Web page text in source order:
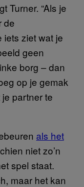
Turner. “Als je
de
ziet wat je
geen
borg – dan
op je gemak
partner te
als het
niet zo’n
spel staat.
maar het kan